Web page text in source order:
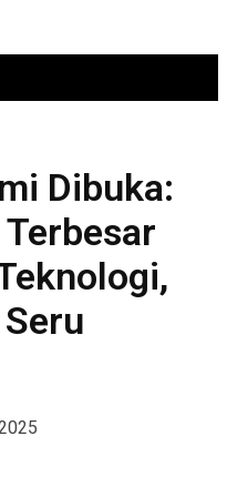
Dibuka: